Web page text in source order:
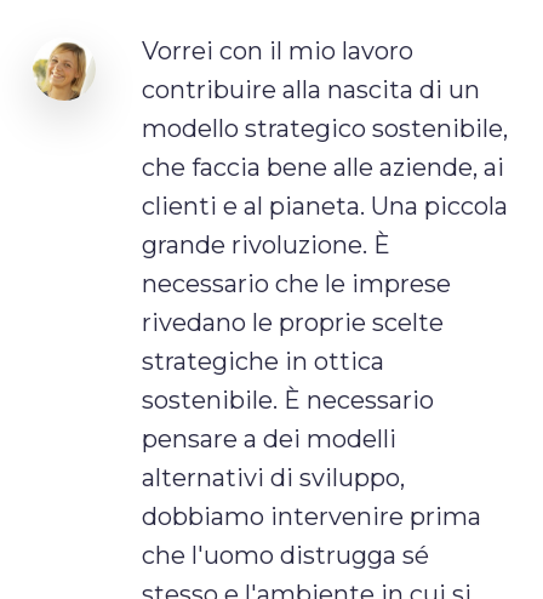
Vorrei con il mio lavoro
contribuire alla nascita di un
modello strategico sostenibile,
che faccia bene alle aziende, ai
clienti e al pianeta. Una piccola
grande rivoluzione. È
necessario che le imprese
rivedano le proprie scelte
strategiche in ottica
sostenibile. È necessario
pensare a dei modelli
alternativi di sviluppo,
dobbiamo intervenire prima
che l'uomo distrugga sé